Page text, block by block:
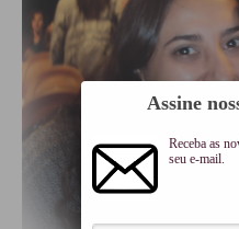
Assine
Receba as
seu e-mail.